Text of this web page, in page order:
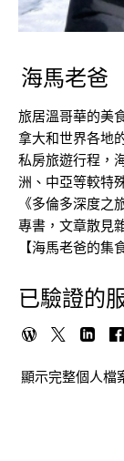
海馬老爸
旅居溫哥華的美
拿大和世界各地
私房旅遊行程，
洲、中亞等較特
《多倫多深度
專書，文章散見
【海馬老爸的集
已驗證的
顯示完整個人檔